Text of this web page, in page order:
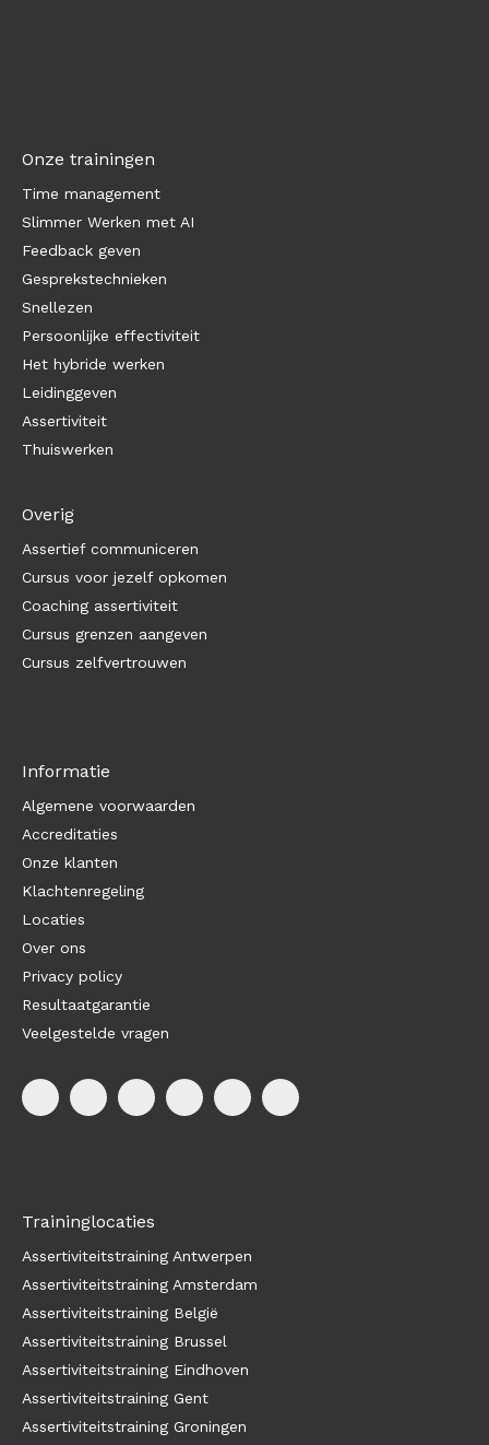
Onze trainingen
Time management
Slimmer Werken met AI
Feedback geven
Gesprekstechnieken
Snellezen
Persoonlijke effectiviteit
Het hybride werken
Leidinggeven
Assertiviteit
Thuiswerken
Overig
Assertief communiceren
Cursus voor jezelf opkomen
Coaching assertiviteit
Cursus grenzen aangeven
Cursus zelfvertrouwen
Informatie
Algemene voorwaarden
Accreditaties
Onze klanten
Klachtenregeling
Locaties
Over ons
Privacy policy
Resultaatgarantie
Veelgestelde vragen
Traininglocaties
Assertiviteitstraining Antwerpen
Assertiviteitstraining Amsterdam
Assertiviteitstraining België
Assertiviteitstraining Brussel
Assertiviteitstraining Eindhoven
Assertiviteitstraining Gent
Assertiviteitstraining Groningen